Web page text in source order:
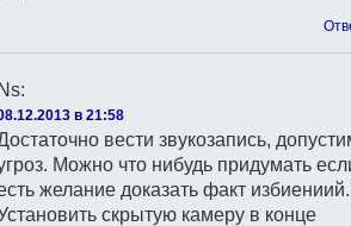
Ns:
в 21:58
вести звукозапись,
Можно что нибудь придумать
желание доказать факт избиениий.
скрытую камеру в конце